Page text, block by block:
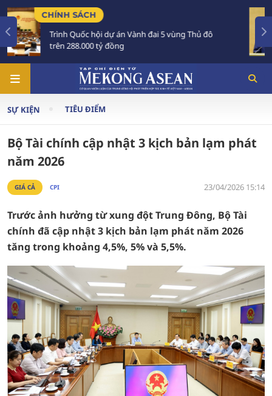
đô
Tổng Bí thư, Chủ tịch nước Tô Lâm sắp
Australia và New Zealand
SỰ KIỆN TIÊU ĐIỂM
Bộ Tài chính cập nhật 3 kịch bản lạm phát
năm 2026
GIÁ CẢ CPI 23/04/2026 15:14
Trước ảnh hưởng từ xung đột Trung Đông, Bộ Tài
chính đã cập nhật 3 kịch bản lạm phát năm 2026
tăng trong khoảng 4,5%, 5% và 5,5%.